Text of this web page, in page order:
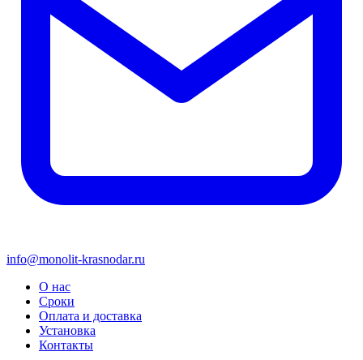
info@monolit-krasnodar.ru
О нас
Сроки
Оплата и доставка
Установка
Контакты